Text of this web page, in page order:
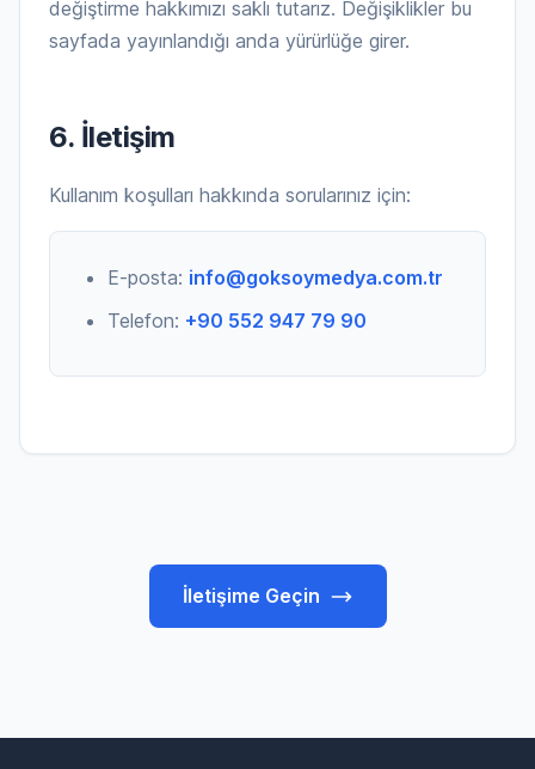
değiştirme hakkımızı saklı tutarız. Değişiklikler bu
sayfada yayınlandığı anda yürürlüğe girer.
6. İletişim
Kullanım koşulları hakkında sorularınız için:
E-posta: info@goksoymedya.com.tr
Telefon: +90 552 947 79 90
İletişime Geçin